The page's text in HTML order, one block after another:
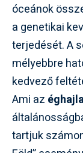
óceánok
a genetikai
terjedését. A
mélyebbre
kedvező
Ami az
tartjuk